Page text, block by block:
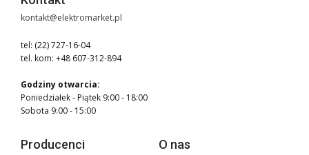
kontakt@elektromarket.pl
tel: (22) 727-16-04
tel. kom: +48 607-312-894
Godziny otwarcia:
Poniedziałek - Piątek 9:00 - 18:00
Sobota 9:00 - 15:00
Producenci O nas